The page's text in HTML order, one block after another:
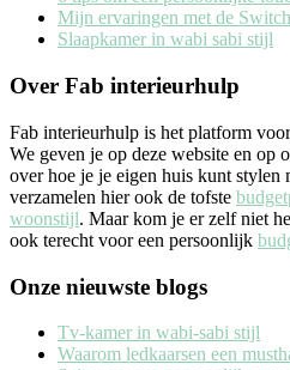
Mijn ervaringen met de
Slaapkamer in wabi sabi stijl
Over Fab interieurhulp
Fab interieurhulp is het platform
We geven je op deze website en op
over hoe je je eigen huis kunt stylen
verzamelen hier ook de tofste
woonstijl. Maar kom je er zelf niet
ook terecht voor een persoonlijk
Onze nieuwste blogs
Tv-kamer in wabi-sabi stijl
Waarom ledkaarsen een